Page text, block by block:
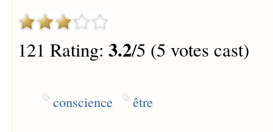
121 Rating: 3.2/5 (5 votes cast)
conscience être